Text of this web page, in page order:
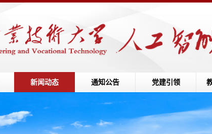
新闻动态 通知公告 党建引领